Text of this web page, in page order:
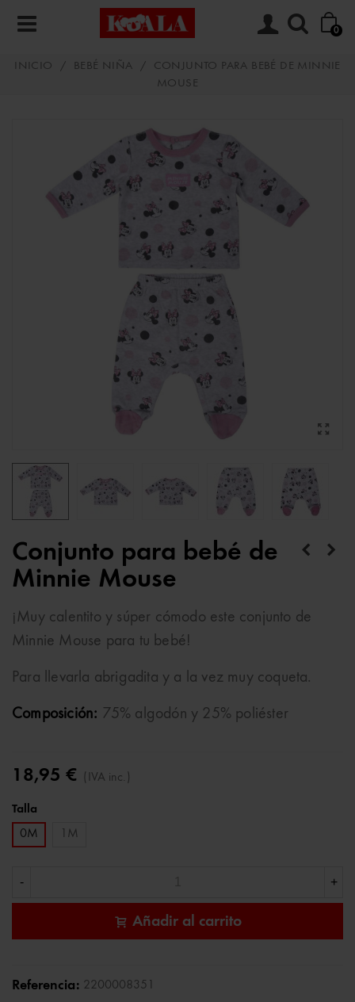
0
INICIO / BEBÉ NIÑA /
CONJUNTO PARA BEBÉ DE MINNIE
MOUSE
Conjunto para bebé de
Minnie Mouse
¡Muy calentito y súper cómodo este conjunto de
Minnie Mouse para tu bebé!
Para llevarla abrigadita y a la vez muy coqueta.
Composición: 75% algodón y 25% poliéster
18,95 € (IVA inc.)
Talla
0M
1M
- +
Añadir al carrito
Referencia: 2200008351